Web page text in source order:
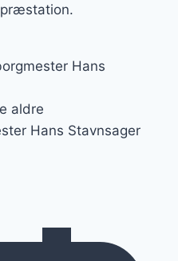
Hans
aldre
Hans Stavnsager